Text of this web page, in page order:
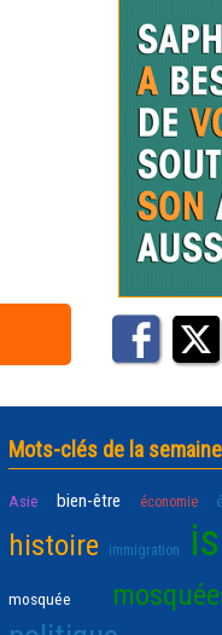
Mots-clés de la semaine
Asie bien-être économie
histoire immigration
mosquée